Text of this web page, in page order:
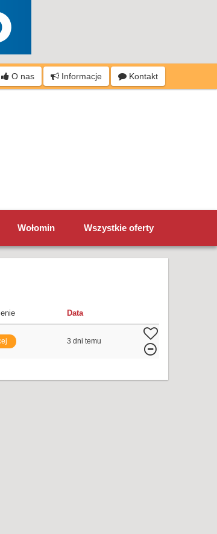
O nas Informacje Kontakt
Wołomin Wszystkie oferty
Data
3 dni temu